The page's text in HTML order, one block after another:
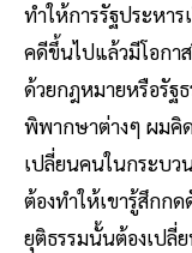
ทำให้การรัฐประหาร
คดีขึ้นไปแล้วมีโอกา
ด้วยกฎหมายหรือรัฐ
พิพากษาต่างๆ ผมคิ
เปลี่ยนคนในกระบว
ต้องทำให้เขารู้สึกก
ยุติธรรมนั้นต้องเปลี่